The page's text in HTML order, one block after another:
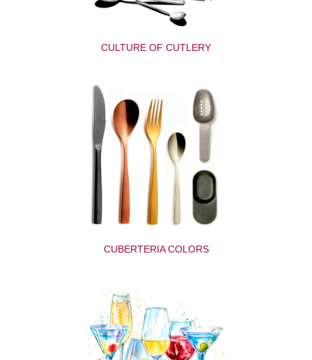
CULTURE OF CUTLERY
CUBERTERIA COLORS